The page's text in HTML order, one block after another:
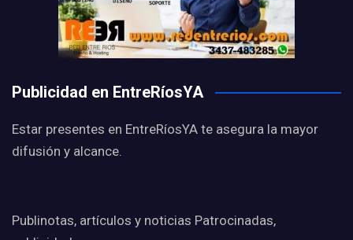
Publicidad en EntreRíosYA
Estar presentes en EntreRíosYA te asegura la mayor
difusión y alcance.
Publinotas, artículos y noticias Patrocinadas,